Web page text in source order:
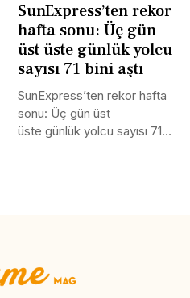
SunExpress’ten rekor
hafta sonu: Üç gün
üst üste günlük yolcu
sayısı 71 bini aştı
SunExpress’ten rekor hafta
sonu: Üç gün üst
üste günlük yolcu sayısı 71